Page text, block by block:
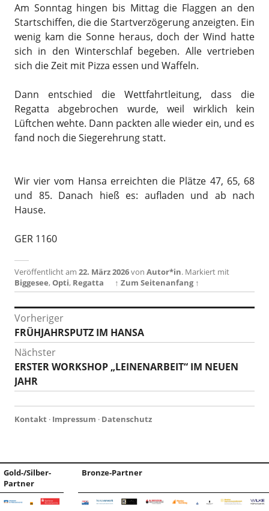
Am Sonntag hingen bis Mittag die Flaggen an den
Startschiffen, die die Startverzögerung anzeigten. Ein
wenig kam die Sonne heraus, doch der Wind hatte
sich in den Winterschlaf begeben. Alle vertrieben
sich die Zeit mit Pizza essen und Waffeln.
Dann entschied die Wettfahrtleitung, dass die
Regatta abgebrochen wurde, weil wirklich kein
Lüftchen wehte. Dann packten alle wieder ein, und es
fand noch die Siegerehrung statt.
Wir vier vom Hansa erreichten die Plätze 47, 65, 68
und 85. Danach hieß es: aufladen und ab nach
Hause.
GER 1160
Veröffentlicht am 22. März 2026von Autor*in. Markiert mit
Biggesee,Opti, Regatta ↑ Zum Seitenanfang ↑
Beitragsnavigation
Vorheriger
Vorheriger
Beitrag:
FRÜHJAHRSPUTZ IM HANSA
Nächster
Nächster
Beitrag:
ERSTER WORKSHOP „LEINENARBEIT“ IM NEUEN
JAHR
Gold-/Silber-
Partner
Bronze-Partner
Kontakt · Impressum · Datenschutz